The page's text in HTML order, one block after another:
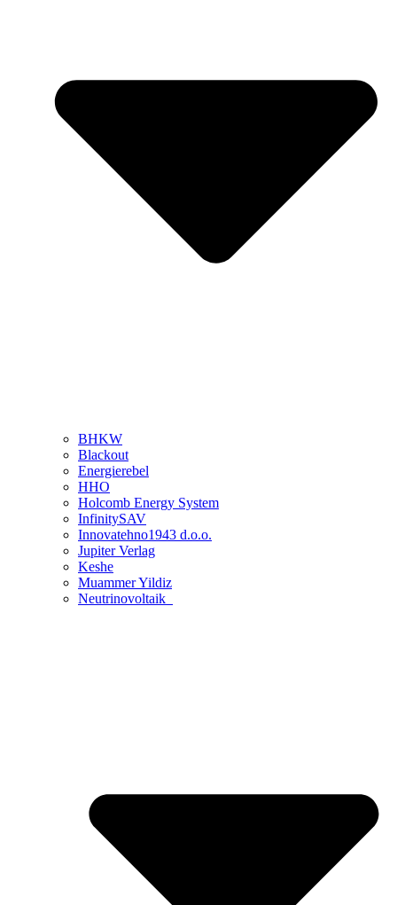
BHKW
Blackout
Energierebel
HHO
Holcomb Energy System
InfinitySAV
Innovatehno1943 d.o.o.
Jupiter Verlag
Keshe
Muammer Yildiz
Neutrinovoltaik